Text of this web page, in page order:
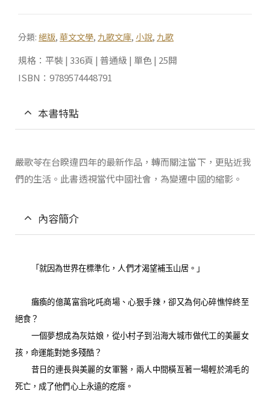
分類: 絕版, 華文文學, 九歌文庫, 小說, 九歌
規格：平裝 | 336頁 | 普通級 | 單色 | 25開
ISBN：9789574448791
本書特點
嚴歌苓在台睽違四年的最新作品，轉而關注當下，更貼近我
們的生活。此書透視當代中國社會，為變遷中國的縮影。
內容簡介
「就因為世界在標準化，人們才渴望補玉山居。」
癱瘓的億萬富翁叱吒商場、心狠手辣，卻又為何心碎憔悴終至
絕食？
一個夢想成為灰姑娘，從小村子到沿海大城市做代工的美麗女
孩，命運能對她多殘酷？
昔日的連長與美麗的女軍醫，兩人中間橫亙著一場輕於鴻毛的
死亡，成了他們心上永遠的疙瘩。